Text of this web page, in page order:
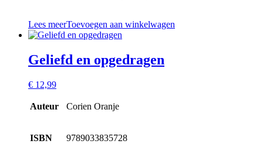
Lees meerToevoegen aan winkelwagen
Geliefd en opgedragen
€ 12,99
Auteur Corien Oranje
ISBN 9789033835728